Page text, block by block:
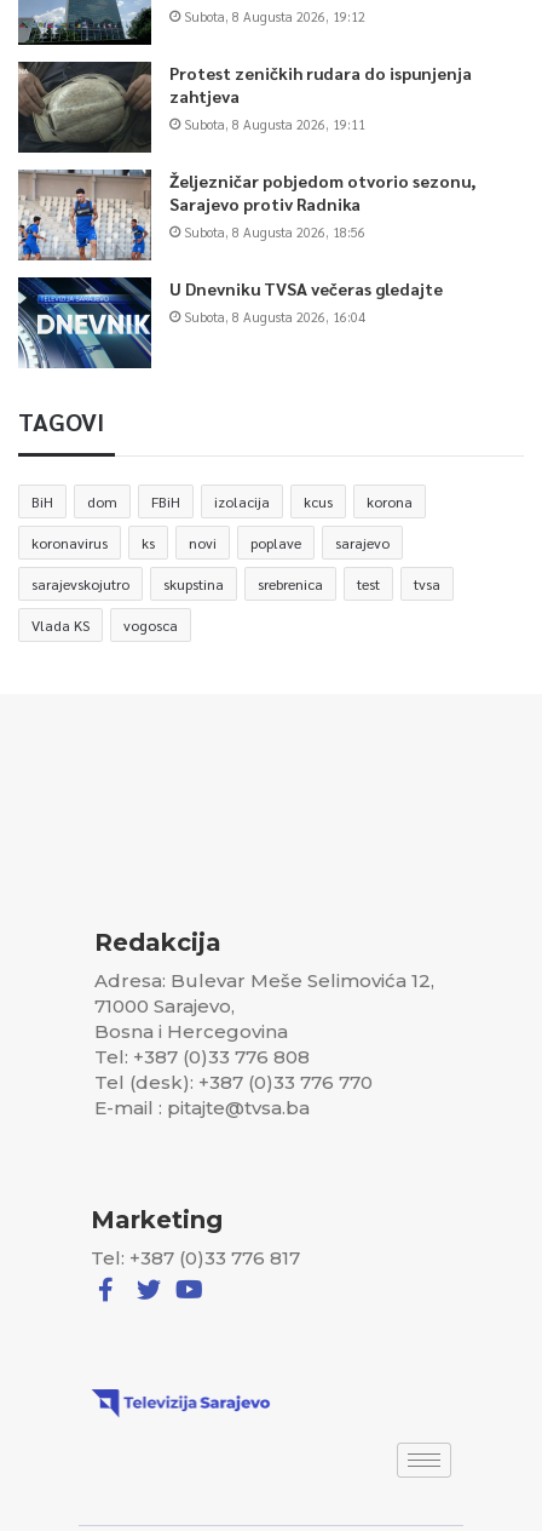
Subota, 8 Augusta 2026, 19:12
Protest zeničkih rudara do ispunjenja
zahtjeva
Subota, 8 Augusta 2026, 19:11
Željezničar pobjedom otvorio sezonu,
Sarajevo protiv Radnika
Subota, 8 Augusta 2026, 18:56
U Dnevniku TVSA večeras gledajte
Subota, 8 Augusta 2026, 16:04
TAGOVI
BiH dom FBiH izolacija kcus korona
koronavirus ks novi poplave sarajevo
sarajevskojutro skupstina srebrenica test tvsa
Vlada KS vogosca
Redakcija
Adresa: Bulevar Meše Selimovića 12,
71000 Sarajevo,
Bosna i Hercegovina
Tel: +387 (0)33 776 808
Tel (desk): +387 (0)33 776 770
E-mail : pitajte@tvsa.ba
Marketing
Tel: +387 (0)33 776 817